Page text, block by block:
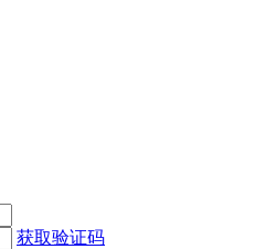
获取验证码